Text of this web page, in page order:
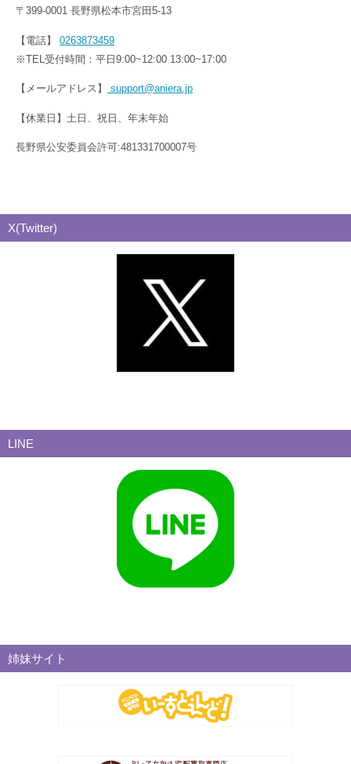
〒399-0001 長野県松本市宮田5-13
【電話】 0263873459
※TEL受付時間：平日9:00~12:00 13:00~17:00
【メールアドレス】 support@aniera.jp
【休業日】土日、祝日、年末年始
長野県公安委員会許可:481331700007号
X(Twitter)
LINE
姉妹サイト